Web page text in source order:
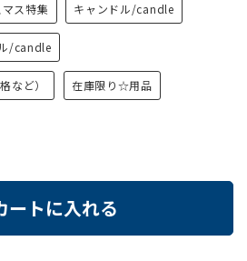
ス特集 キャンドル/candle
/candle
など） 在庫限り☆用品
ートに入れる